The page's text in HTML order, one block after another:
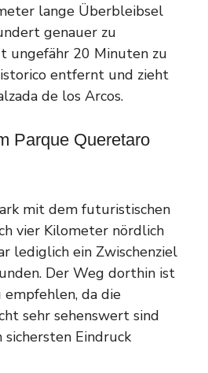
lange Überbleibsel
genauer zu
ungefähr 20 Minuten zu
entfernt und zieht
de los Arcos.
Parque Queretaro
mit dem futuristischen
vier Kilometer nördlich
lediglich ein Zwischenziel
Der Weg dorthin ist
da die
sehr sehenswert sind
Eindruck